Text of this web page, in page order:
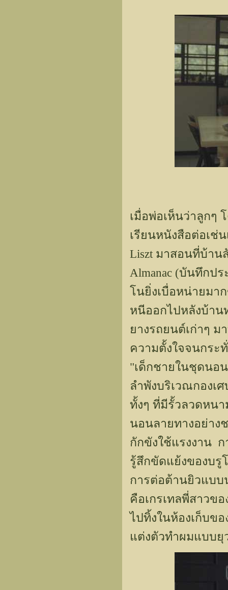
เมื่อพ่อเห็นว่าลูกๆ
เรียนหนังสือต่อเช่
Liszt มาสอนที่บ้าน
Almanac (บันทึกป
โนยิ่งเบื่อหน่ายมา
หนีออกไปหลังบ้าน
ยางรถยนต์เก่าๆ
ความตั้งใจจนกระ
"เด็กชายในชุดนอ
ลำพังบริเวณกองเ
ทั้งๆ ที่มีรั้วลวดหน
นอนลายทางอย่าง
กักขังใช้แรงงาน ก
รู้สึกขัดแย้งของบรู
การต่อต้านยิวแบบ
คือเกรเทลพี่สาวข
ไปทิ้งในห้องเก็บข
แต่งตัวทำผมแบบ